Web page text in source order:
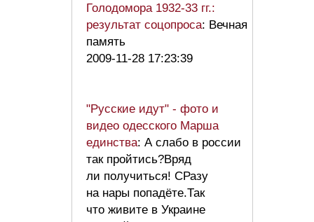
Голодомора 1932-33 гг.:
результат соцопроса: Вечная
память
2009-11-28 17:23:39
"Русские идут" - фото и
видео одесского Марша
единства: А слабо в россии
так пройтись?Вряд
ли получиться! СРазу
на нары попадёте.Так
что живите в Украине